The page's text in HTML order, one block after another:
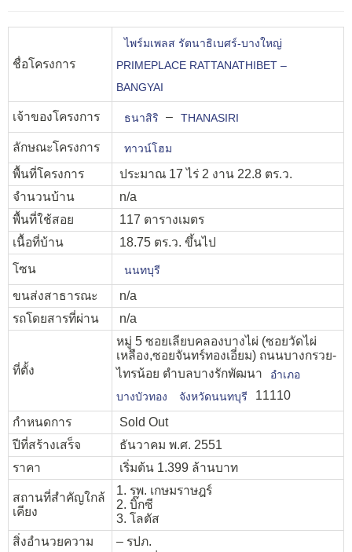
ชื่อโครงการ
ไพร์มเพลส รัตนาธิเบศร์-บางใหญ่
PRIMEPLACE RATTANATHIBET –
BANGYAI
เจ้าของโครงการ ธนาสิริ – THANASIRI
ลักษณะโครงการ ทาวน์โฮม
พื้นที่โครงการ
ประมาณ 17 ไร่ 2 งาน 22.8 ตร.ว.
จำนวนบ้าน
n/a
พื้นที่ใช้สอย
117 ตารางเมตร
เนื้อที่บ้าน
18.75 ตร.ว. ขึ้นไป
โซน
นนทบุรี
ขนส่งสาธารณะ
n/a
รถโดยสารที่ผ่าน
n/a
ที่ตั้ง
หมู่ 5 ซอยเลียบคลองบางไผ่ (ซอยวัดไผ่
เหลือง,ซอยจันทร์ทองเอี่ยม) ถนนบางกรวย-
ไทรน้อย ตำบลบางรักพัฒนา
อำเภอ
บางบัวทอง
จังหวัดนนทบุรี
11110
กำหนดการ
Sold Out
ปีที่สร้างเสร็จ
ธันวาคม พ.ศ. 2551
ราคา
เริ่มต้น 1.399 ล้านบาท
สถานที่สำคัญใกล้
เคียง
1. รพ. เกษมราษฎร์
2. บิ๊กซี
3. โลตัส
สิ่งอำนวยความ
– รปภ.